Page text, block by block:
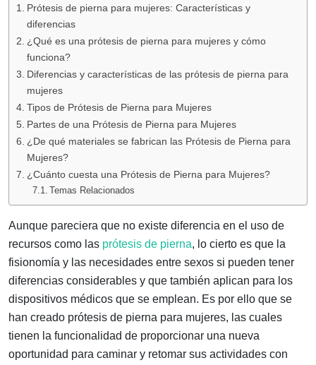
Prótesis de pierna para mujeres: Características y
diferencias
¿Qué es una prótesis de pierna para mujeres y cómo
funciona?
Diferencias y características de las prótesis de pierna para
mujeres
Tipos de Prótesis de Pierna para Mujeres
Partes de una Prótesis de Pierna para Mujeres
¿De qué materiales se fabrican las Prótesis de Pierna para
Mujeres?
¿Cuánto cuesta una Prótesis de Pierna para Mujeres?
Temas Relacionados
Aunque pareciera que no existe diferencia en el uso de
recursos como las prótesis de pierna, lo cierto es que la
fisionomía y las necesidades entre sexos si pueden tener
diferencias considerables y que también aplican para los
dispositivos médicos que se emplean. Es por ello que se
han creado prótesis de pierna para mujeres, las cuales
tienen la funcionalidad de proporcionar una nueva
oportunidad para caminar y retomar sus actividades con